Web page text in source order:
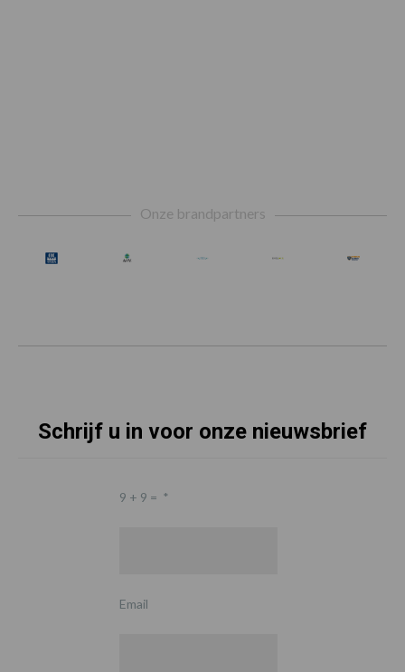
Onze brandpartners
Schrijf u in voor onze nieuwsbrief
9 + 9 = *
Email